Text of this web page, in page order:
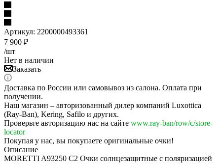
Артикул: 2200000493361
7 900 ₽
/шт
Нет в наличии
Заказать
Доставка по России или самовывоз из салона. Оплата при
получении.
Наш магазин – авторизованный дилер компаний Luxottica
(Ray-Ban), Kering, Safilo и других.
Проверьте авторизацию нас на сайте www.ray-ban/row/c/store-
locator
Покупая у нас, вы покупаете оригинальные очки!
Описание
MORETTI A93250 C2 Очки солнцезащитные с поляризацией